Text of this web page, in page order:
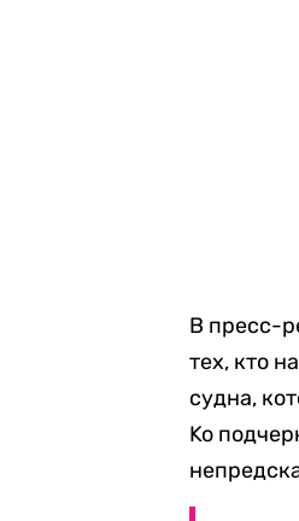
В пресс-
тех, кто
судна,
Ko